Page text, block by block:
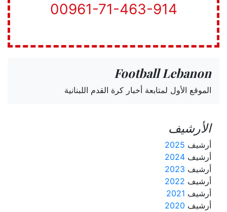
00961-71-463-914
Football Lebanon
الموقع الأول لمتابعة أخبار كرة القدم اللبنانية
الأرشيف
أرشيف 2025
أرشيف 2024
أرشيف 2023
أرشيف 2022
أرشيف 2021
أرشيف 2020